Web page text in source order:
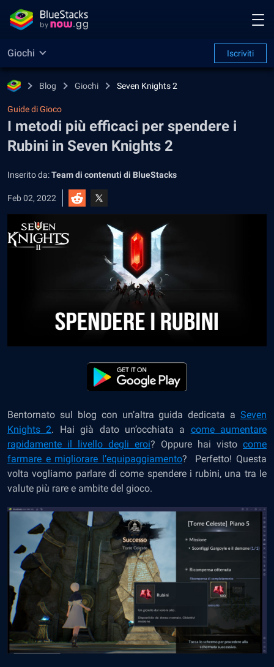
Giochi Iscriviti
Blog Giochi Seven Knights 2
Guide di Gioco
I metodi più efficaci per spendere i
Rubini in Seven Knights 2
Inserito da:Team di contenuti di BlueStacks
Feb 02, 2022
Bentornato sul blog con un’altra guida dedicata a Seven
Knights 2. Hai già dato un’occhiata a come aumentare
rapidamente il livello degli eroi? Oppure hai visto come
farmare e migliorare l’equipaggiamento? Perfetto! Questa
volta vogliamo parlare di come spendere i rubini, una tra le
valute più rare e ambite del gioco.